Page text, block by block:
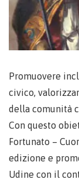
Promuovere
civico,
della comunità
Con questo
Fortunato –
edizione e
Udine con il